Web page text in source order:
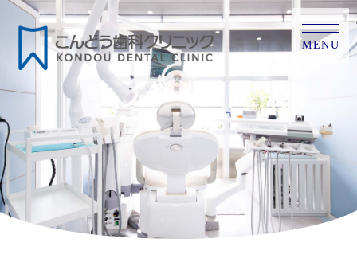
MENU